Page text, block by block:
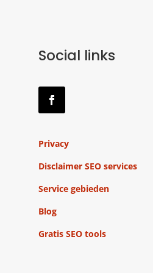
Social links
Privacy
Disclaimer SEO services
Service gebieden
Blog
Gratis SEO tools